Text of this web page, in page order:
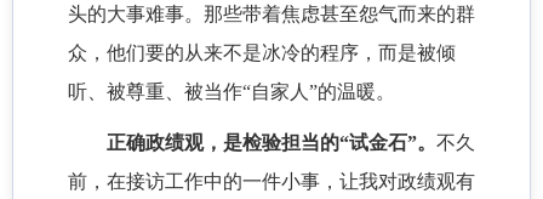
头的大事难事。那些带着焦虑甚至怨气而来的群
众，他们要的从来不是冰冷的程序，而是被倾
听、被尊重、被当作“自家人”的温暖。
正确政绩观，是检验担当的“试金石”。 不久
前，在接访工作中的一件小事，让我对政绩观有